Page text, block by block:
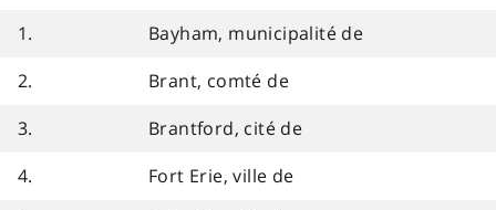
1.
Bayham, municipalité de
2.
Brant, comté de
3.
Brantford, cité de
4.
Fort Erie, ville de